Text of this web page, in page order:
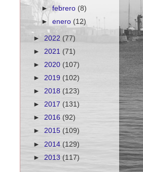
►febrero (8)
►enero (12)
► 2022 (77)
► 2021 (71)
► 2020 (107)
► 2019 (102)
► 2018 (123)
► 2017 (131)
► 2016 (92)
► 2015 (109)
► 2014 (129)
► 2013 (117)